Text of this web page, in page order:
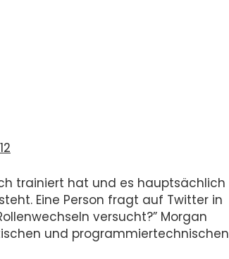
trainiert hat und es hauptsächlich
Eine Person fragt auf Twitter in
versucht?” Morgan
und programmiertechnischen